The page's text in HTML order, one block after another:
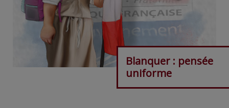
Blanquer : pensée
uniforme